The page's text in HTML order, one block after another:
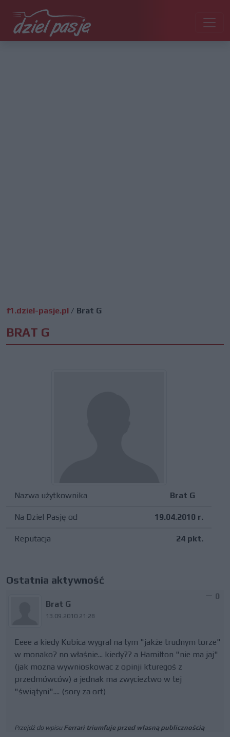
f1.dziel-pasje.pl / Brat G
BRAT G
Nazwa użytkownika Brat G
Na Dziel Pasję od 19.04.2010 r.
Reputacja 24 pkt.
Ostatnia aktywność
Brat G
13.09.2010 21:28
0
Eeee a kiedy Kubica wygral na tym "jakże trudnym torze"
w monako? no właśnie... kiedy?? a Hamilton "nie ma jaj"
(jak mozna wywnioskowac z opinji kturegoś z
przedmówców) a jednak ma zwycieztwo w tej
"świątyni".... (sory za ort)
Przejdź do wpisu Ferrari triumfuje przed własną publicznością